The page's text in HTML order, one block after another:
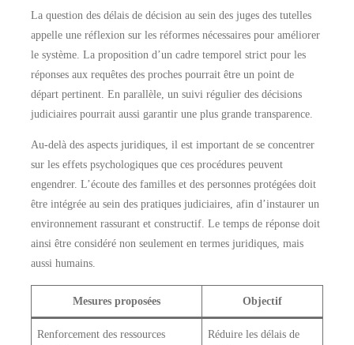
La question des délais de décision au sein des juges des tutelles
appelle une réflexion sur les réformes nécessaires pour améliorer
le système. La proposition d’un cadre temporel strict pour les
réponses aux requêtes des proches pourrait être un point de
départ pertinent. En parallèle, un suivi régulier des décisions
judiciaires pourrait aussi garantir une plus grande transparence.
Au-delà des aspects juridiques, il est important de se concentrer
sur les effets psychologiques que ces procédures peuvent
engendrer. L’écoute des familles et des personnes protégées doit
être intégrée au sein des pratiques judiciaires, afin d’instaurer un
environnement rassurant et constructif. Le temps de réponse doit
ainsi être considéré non seulement en termes juridiques, mais
aussi humains.
Mesures proposées Objectif
Renforcement des ressources
Réduire les délais de